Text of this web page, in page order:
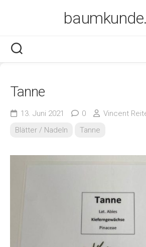
Tanne
13. Juni 2021 0 Vincent
Blätter / Nadeln
Tanne